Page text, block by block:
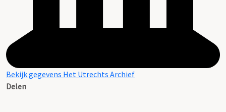
Bekijk gegevens Het Utrechts Archief
Delen